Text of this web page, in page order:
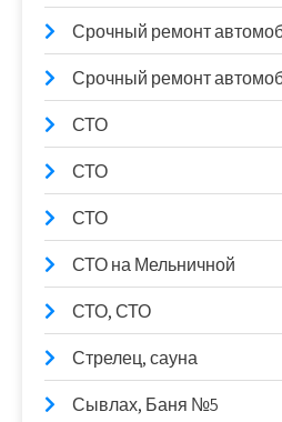
Срочный ремонт
Срочный ремонт
СТО
СТО
СТО
СТО на Мельничной
СТО, СТО
Стрелец, сауна
Сывлах, Баня №5